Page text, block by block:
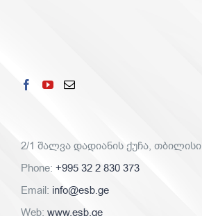
2/1 შალვა დადიანის ქუჩა, თბილისი
Phone: +995 32 2 830 373
Email: info@esb.ge
Web: www.esb.ge